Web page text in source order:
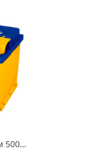
Аккумулятор 55 Аком 500А в Омске